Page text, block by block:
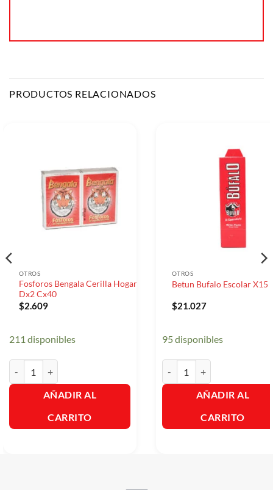
PRODUCTOS RELACIONADOS
OTROS
Fosforos Bengala Cerilla Hogar
Dx2 Cx40
$2.609
211 disponibles
AÑADIR AL
CARRITO
OTROS
Betun Bufalo Escolar X15
$21.027
95 disponibles
AÑADIR AL
CARRITO